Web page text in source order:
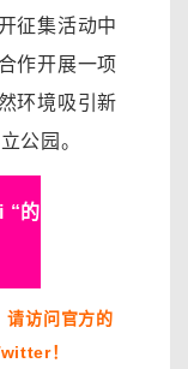
征集活动中
作开展一项
环境吸引新
公园。
“的
请访问官方的
！